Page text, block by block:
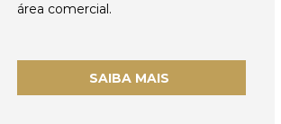
área comercial.
SAIBA MAIS